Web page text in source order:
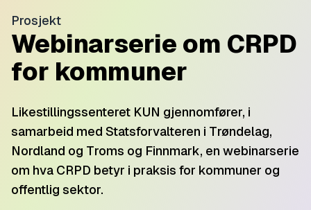
Prosjekt
Webinarserie om CRPD
for kommuner
Likestillingssenteret KUN gjennomfører, i
samarbeid med Statsforvalteren i Trøndelag,
Nordland og Troms og Finnmark, en webinarserie
om hva CRPD betyr i praksis for kommuner og
offentlig sektor.